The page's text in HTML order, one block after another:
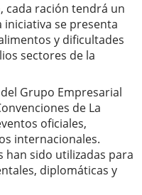
cada ración tendrá un
iniciativa se presenta
y dificultades
sectores de la
Grupo Empresarial
de La
oficiales,
internacionales.
han sido utilizadas para
diplomáticas y